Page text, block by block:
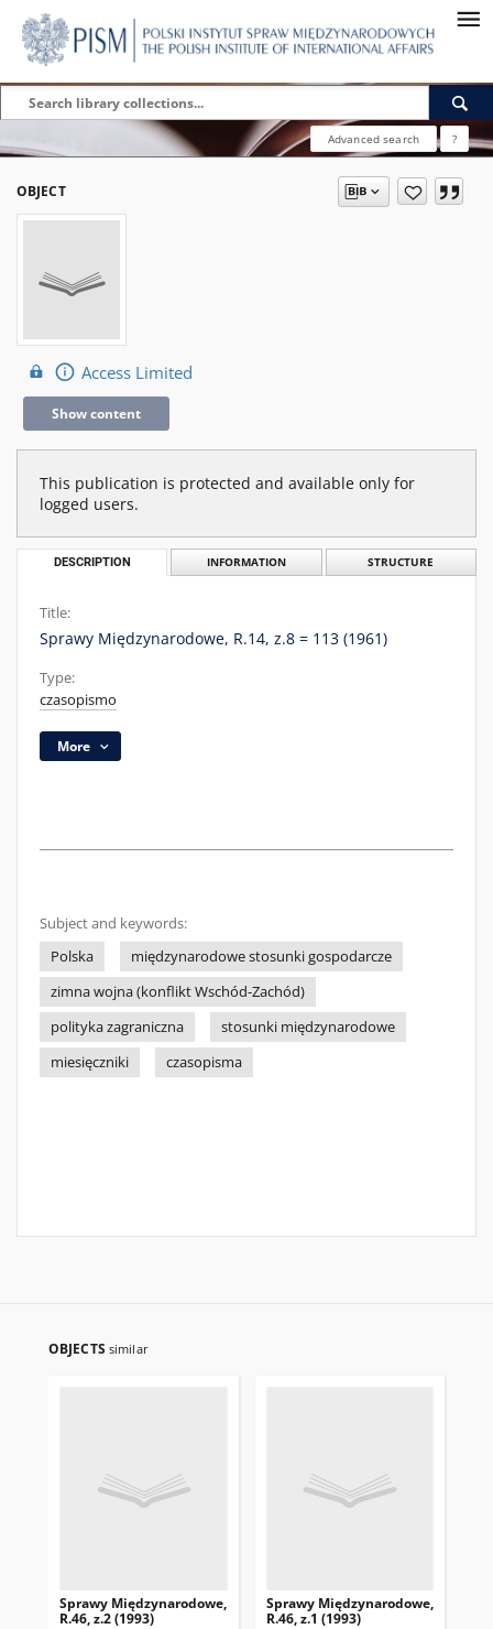
Advanced search ?
OBJECT
Access Limited
Show content
This publication is protected and available only for
logged users.
DESCRIPTION INFORMATION STRUCTURE
Title:
Sprawy Międzynarodowe, R.14, z.8 = 113 (1961)
Type:
czasopismo
More
Subject and keywords:
Polska
międzynarodowe stosunki gospodarcze
zimna wojna (konflikt Wschód-Zachód)
polityka zagraniczna
stosunki międzynarodowe
miesięczniki
czasopisma
OBJECTS similar
Sprawy Międzynarodowe,
R.46, z.2 (1993)
Sprawy Międzynarodowe,
R.46, z.1 (1993)